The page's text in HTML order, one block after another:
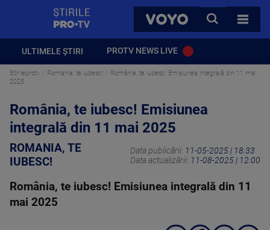
VOYO
CAUTA
TOATE
ULTIMELE ȘTIRI PROTV NEWS LIVE
Stirileprotv Romania, te iubesc!
România, te iubesc! Emisiunea integrală din 11 mai
2025
România, te iubesc! Emisiunea
integrală din 11 mai 2025
ROMANIA, TE
IUBESC!
Data publicării: 11-05-2025 | 18:33
Data actualizării: 11-08-2025 | 12:00
România, te iubesc! Emisiunea integrală din 11
mai 2025